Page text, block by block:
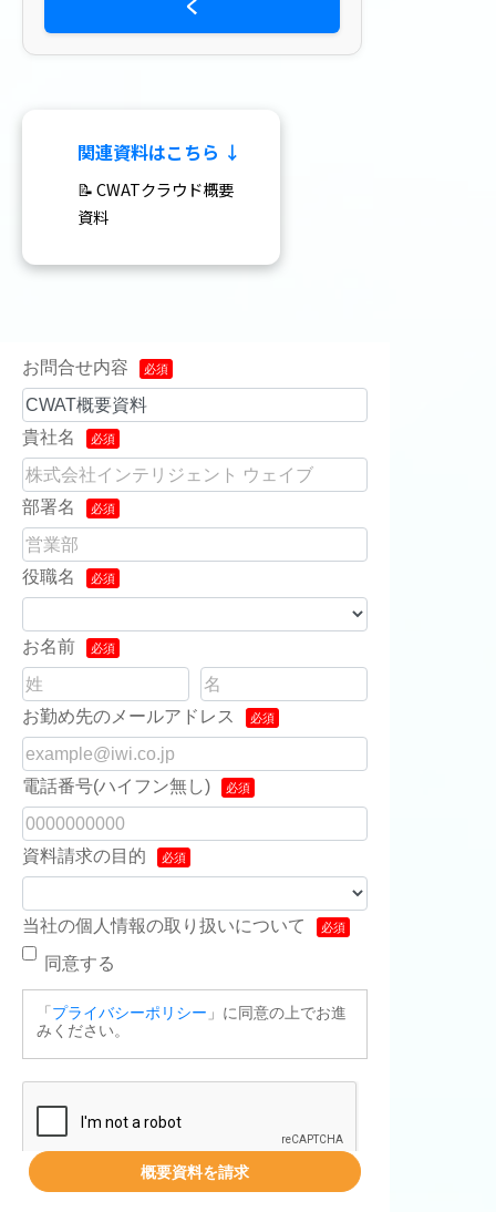
く
関連資料はこちら ↓
📝 CWATクラウド概要
資料